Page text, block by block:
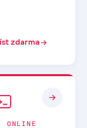
zdarma
ONLINE